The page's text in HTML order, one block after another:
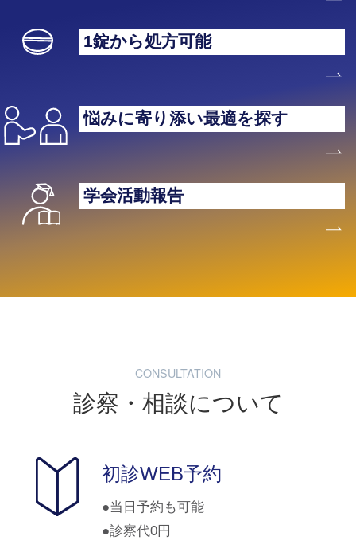
1錠から処方可能
悩みに寄り添い最適を探す
学会活動報告
CONSULTATION
診察・相談について
初診WEB予約
当日予約も可能
診察代0円